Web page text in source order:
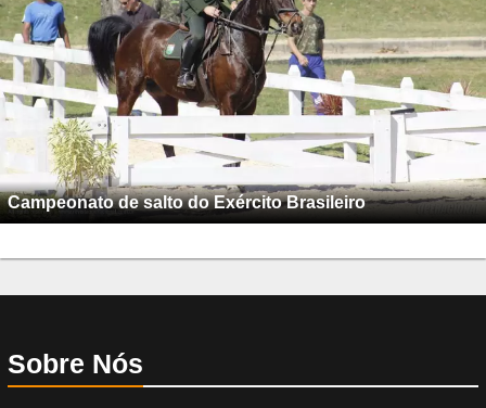
Campeonato de salto do Exército Brasileiro
Sobre Nós